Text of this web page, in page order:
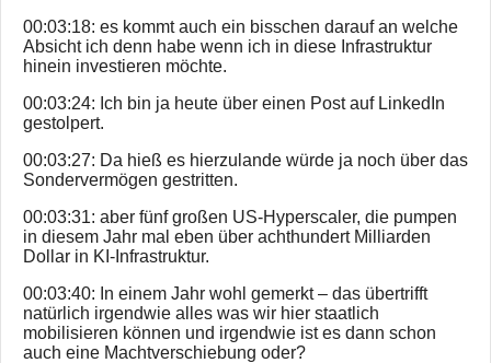
00:03:18: es kommt auch ein bisschen darauf an welche
Absicht ich denn habe wenn ich in diese Infrastruktur
hinein investieren möchte.
00:03:24: Ich bin ja heute über einen Post auf LinkedIn
gestolpert.
00:03:27: Da hieß es hierzulande würde ja noch über das
Sondervermögen gestritten.
00:03:31: aber fünf großen US-Hyperscaler, die pumpen
in diesem Jahr mal eben über achthundert Milliarden
Dollar in KI-Infrastruktur.
00:03:40: In einem Jahr wohl gemerkt – das übertrifft
natürlich irgendwie alles was wir hier staatlich
mobilisieren können und irgendwie ist es dann schon
auch eine Machtverschiebung oder?